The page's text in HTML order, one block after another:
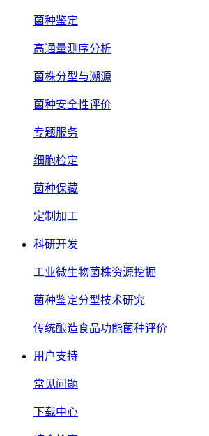
菌种鉴定
高通量测序分析
菌株分型与溯源
菌种安全性评价
专题服务
细胞检定
菌种保藏
定制加工
科研开发
工业微生物菌株资源挖掘
菌种鉴定分型技术研究
传统酿造食品功能菌种评价
用户支持
常见问题
下载中心